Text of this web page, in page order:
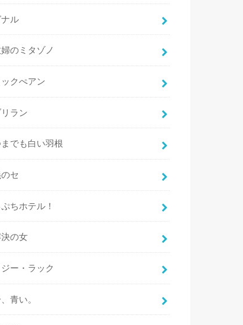
ル
のミタゾノ
クぺアン
ラン
でも白い羽根
セ
ちホテル！
の女
ー・ラック
青い。